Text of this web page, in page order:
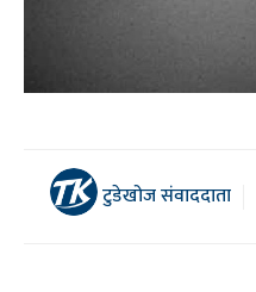
टुडेखोज संवाददाता